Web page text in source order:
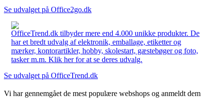
Se udvalget på Office2go.dk
OfficeTrend.dk tilbyder mere end 4.000 unikke produkter. De
har et bredt udvalg af elektronik, emballage, etiketter og
mærker, kontorartikler, hobby, skolestart, gæstebøger og foto,
tasker m.m. Klik her for at se deres udvalg.
Se udvalget på OfficeTrend.dk
Vi har gennemgået de mest populære webshops og anmeldt dem